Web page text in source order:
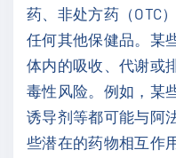
药、非处方药（OTC
任何其他保健品。某
体内的吸收、代谢或
毒性风险。例如，某
诱导剂等都可能与阿
些潜在的药物相互作